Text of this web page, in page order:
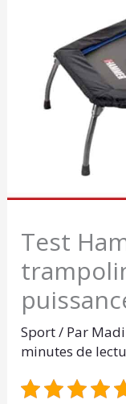
Test
Sport/ Par
minutes de